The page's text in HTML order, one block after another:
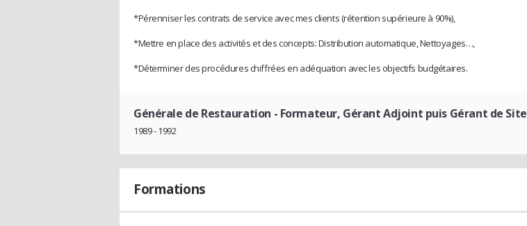
*Pérenniser les contrats de service avec mes clients (rétention supérieure à 90%),
*Mettre en place des activités et des concepts: Distribution automatique, Nettoyages…,
*Déterminer des procédures chiffrées en adéquation avec les objectifs budgétaires.
Générale de Restauration - Formateur, Gérant Adjoint puis Gérant de Site
1989 - 1992
Formations